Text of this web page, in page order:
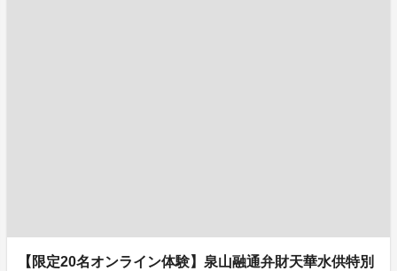
【限定20名オンライン体験】泉山融通弁財天華水供特別